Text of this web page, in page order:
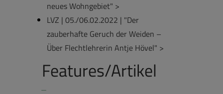
neues Wohngebiet" >
LVZ | 05./06.02.2022 | "Der
zauberhafte Geruch der Weiden –
Über Flechtlehrerin Antje Hövel" >
Features/Artikel